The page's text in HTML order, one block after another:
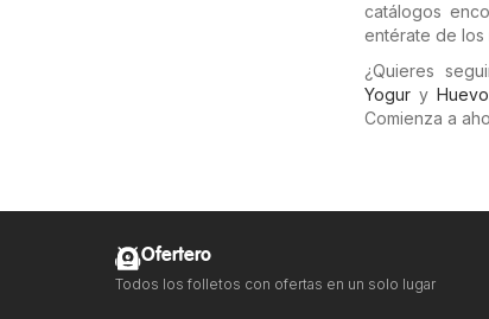
catálogos
entérate de los
¿Quieres
Yogur y
Comienza a
Ofertero
Todos los folletos con ofertas en un solo lugar